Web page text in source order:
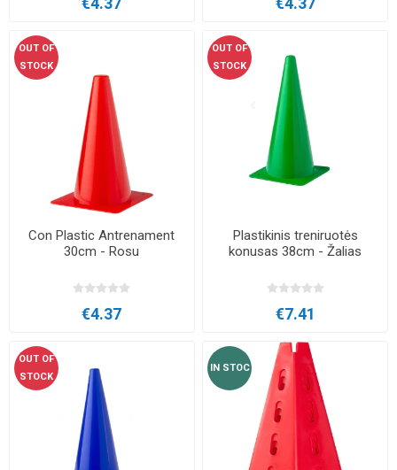
OUT OF
STOCK
Con Plastic Antrenament
30cm - Rosu
€4.37
OUT OF
STOCK
Plastikinis treniruotės
konusas 38cm - Žalias
€7.41
OUT OF
STOCK
IN STOC